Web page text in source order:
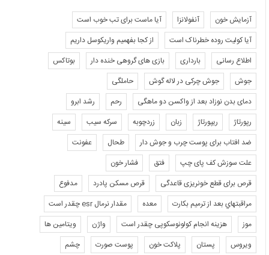
آزمایش خون آنفولانزا
آیا ماست برای تب خوب است
آیا کولیت روده خطرناک است
از کجا بفهمیم واریکوسل داریم
اطلاع رسانی
بارداری بازی های گروهی خنده دار
بوتاکس
جوش
جوش چرکی در لاله گوش
حاملگی
دمای بدن نوزاد بعد از واکسن دو ماهگی
رحم
رشد ابرو
رپورتاژ
ریپورتاژ زبان زردچوبه سرکه سیب
سینه
ضد افتاب برای پوست چرب و جوش دار
طحال
عفونت
علت سوزش کف پای چپ
فتق
فشار خون
قرص برای قطع خونریزی قاعدگی
قرص مسکن پادرد
مدفوع
مراقبتهاي بعد از ترميم بكارت
معده
مقدار نرمال esr چقدر است
موز
هزینه انجام کولونوسکوپی چقدر است واژن
ویتامین ها
ویروس
پستان پلاکت خون پوست صورت
چشم